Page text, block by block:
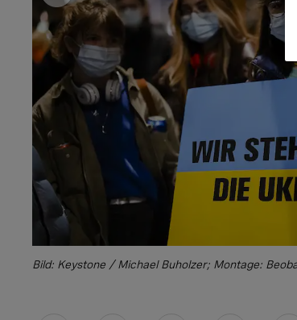
Bild: Keystone / Michael Buholzer; Montage: